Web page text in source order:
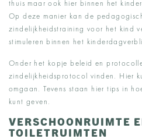
thuis maar ook hier binnen het
Op deze manier kan de
zindelijkheidstraining voor het kind
stimuleren binnen het
Onder het kopje beleid en
zindelijkheidsprotocol vinden. Hier
omgaan. Tevens staan hier tips in
kunt geven.
VERSCHOONRUIMTE
TOILETRUIMTEN